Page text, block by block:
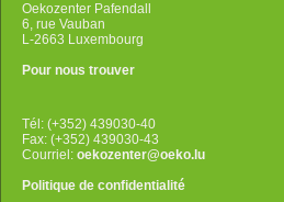
Oekozenter Pafendall
6, rue Vauban
L-2663 Luxembourg
Pour nous trouver
Tél: (+352) 439030-40
Fax: (+352) 439030-43
Courriel: oekozenter@oeko.lu
Politique de confidentialité